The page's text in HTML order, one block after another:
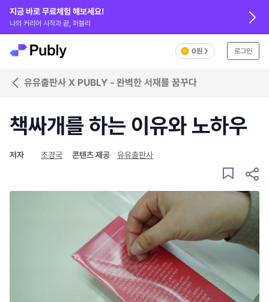
지금 바로 무료체험 해보세요!
나의 커리어 시작과 끝, 퍼블리
0원 로그인
유유출판사 X PUBLY - 완벽한 서재를 꿈꾸다
책싸개를 하는 이유와 노하우
저자 조경국 콘텐츠 제공 유유출판사